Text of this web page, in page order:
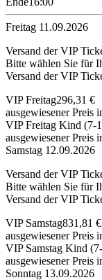
Freitag 11.09.2026
Versand der VIP
Bitte wählen Sie für
Versand der VIP
VIP Freitag296,31 €
ausgewiesener Preis
VIP Freitag Kind (7-
ausgewiesener Preis
Samstag 12.09.2026
Versand der VIP
Bitte wählen Sie für
Versand der VIP
VIP Samstag831,81 €
ausgewiesener Preis
VIP Samstag Kind
ausgewiesener Preis
Sonntag 13.09.2026